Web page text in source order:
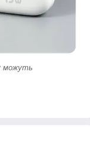
можуть